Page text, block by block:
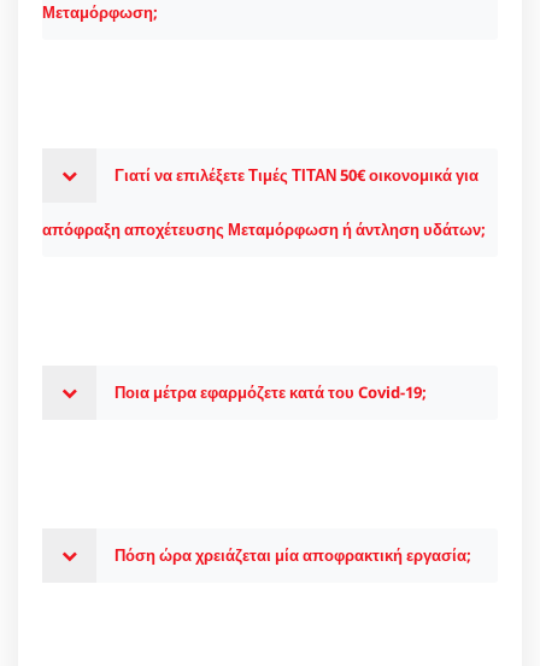
Μεταμόρφωση;
Γιατί να επιλέξετε Τιμές ΤΙΤΑΝ 50€ οικονομικά για
απόφραξη αποχέτευσης Μεταμόρφωση ή άντληση υδάτων;
Ποια μέτρα εφαρμόζετε κατά του Covid-19;
Πόση ώρα χρειάζεται μία αποφρακτική εργασία;